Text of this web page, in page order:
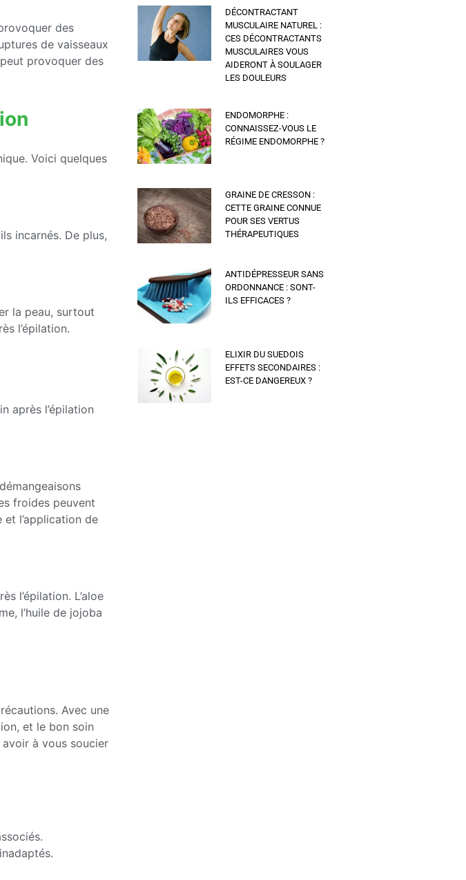
des
de vaisseaux
provoquer des
Voici quelques
incarnés. De plus,
la peau, surtout
l’épilation.
après l’épilation
froides peuvent
et l’application de
l’épilation. L’aloe
l’huile de jojoba
Avec une
et le bon soin
à vous soucier
DÉCONTRACTANT
MUSCULAIRE NATUREL :
CES DÉCONTRACTANTS
MUSCULAIRES VOUS
AIDERONT À SOULAGER
LES DOULEURS
ENDOMORPHE :
CONNAISSEZ-VOUS LE
RÉGIME ENDOMORPHE ?
GRAINE DE CRESSON :
CETTE GRAINE CONNUE
POUR SES VERTUS
THÉRAPEUTIQUES
ANTIDÉPRESSEUR SANS
ORDONNANCE : SONT-
ILS EFFICACES ?
ELIXIR DU SUEDOIS
EFFETS SECONDAIRES :
EST-CE DANGEREUX ?